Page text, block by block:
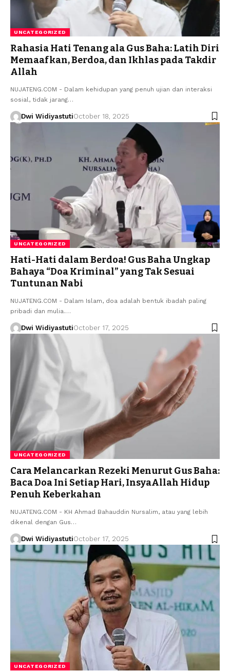
UNCATEGORIZED
Rahasia Hati Tenang ala Gus Baha: Latih Diri
Memaafkan, Berdoa, dan Ikhlas pada Takdir
Allah
NUJATENG.COM - Dalam kehidupan yang penuh ujian dan interaksi
sosial, tidak jarang…
Dwi WidiyastutiOctober 18, 2025
UNCATEGORIZED
Hati-Hati dalam Berdoa! Gus Baha Ungkap
Bahaya “Doa Kriminal” yang Tak Sesuai
Tuntunan Nabi
NUJATENG.COM - Dalam Islam, doa adalah bentuk ibadah paling
pribadi dan mulia.…
Dwi WidiyastutiOctober 17, 2025
UNCATEGORIZED
Cara Melancarkan Rezeki Menurut Gus Baha:
Baca Doa Ini Setiap Hari, InsyaAllah Hidup
Penuh Keberkahan
NUJATENG.COM - KH Ahmad Bahauddin Nursalim, atau yang lebih
dikenal dengan Gus…
Dwi WidiyastutiOctober 17, 2025
UNCATEGORIZED